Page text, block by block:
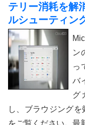
テリー消耗を解
ルシューティン
ン
っ
バ
グ
し、ブラウジング
をご覧ください。最